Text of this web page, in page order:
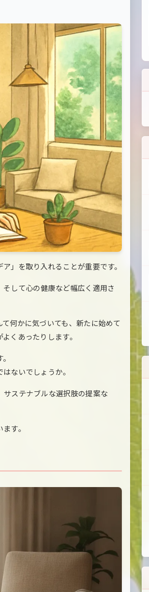
」を取り入れることが重要です。
して心の健康など幅広く適用さ
何かに気づいても、新たに始めて
くあったりします。
ないでしょうか。
ステナブルな選択肢の提案な
す。